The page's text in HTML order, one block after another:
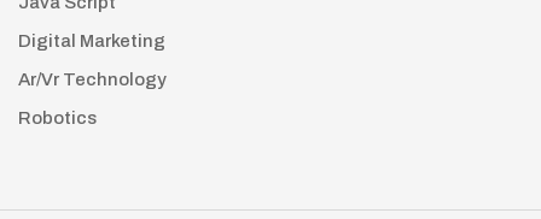
Digital Marketing
Ar/Vr Technology
Robotics